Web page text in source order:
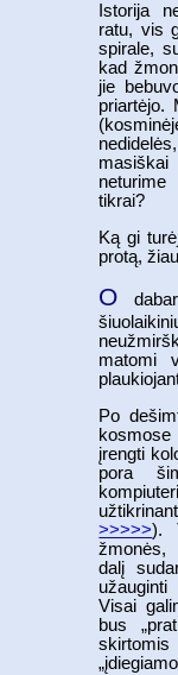
Istorija
ratu, vis
spirale,
kad
jie
priartėjo.
tikrai?
Ką gi
protą,
O
matomi
Po
įrengti
pora
>>>>>).
žmonės,
dalį
Visai
bus